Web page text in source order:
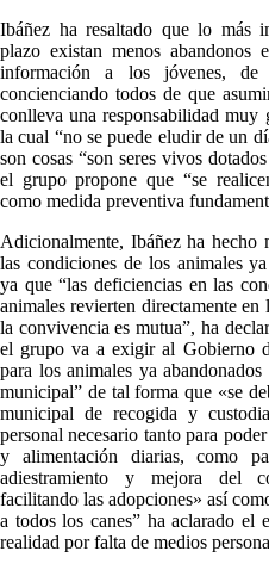
Ibáñez ha resaltado que lo más
plazo existan menos abandonos
información a los jóvenes, de
concienciando todos de que
conlleva una responsabilidad muy
la cual “no se puede eludir de un
son cosas “son seres vivos
el grupo propone que “se
como medida preventiva
Adicionalmente, Ibáñez ha hecho
las condiciones de los animales
ya que “las deficiencias en las
animales revierten directamente en
la convivencia es mutua”, ha
el grupo va a exigir al Gobierno
para los animales ya
municipal” de tal forma que «se
municipal de recogida y
personal necesario tanto para
y alimentación diarias, como
adiestramiento y mejora del
facilitando las adopciones» así
a todos los canes” ha aclarado el
realidad por falta de medios